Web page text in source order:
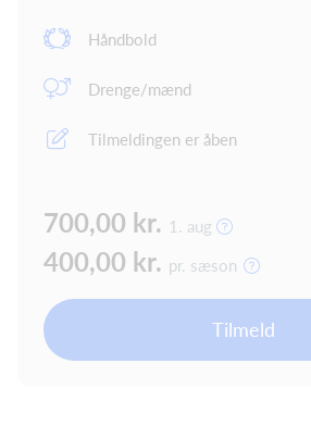
Håndbold
Drenge/mænd
Tilmeldingen er åben
700,00 kr. 1. aug
400,00 kr. pr. sæson
Tilmeld